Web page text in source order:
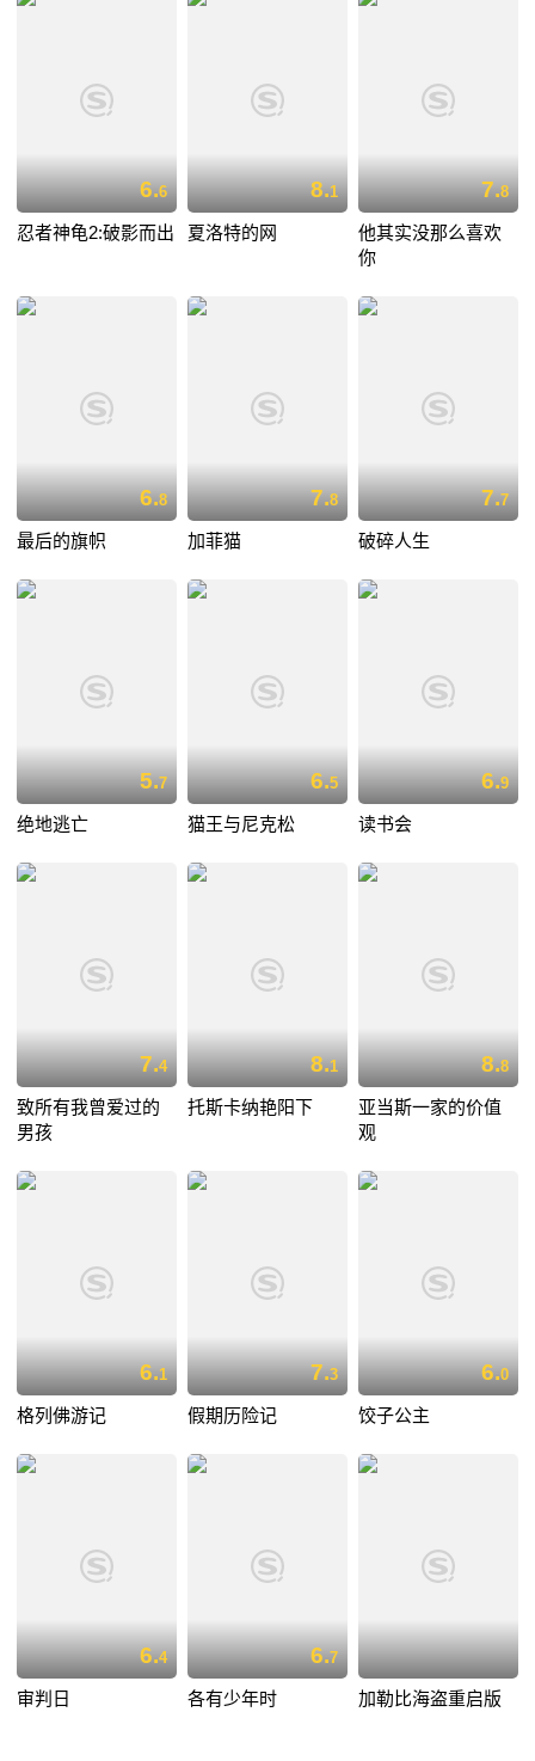
6.6
忍者神龟2:破影而出
8.1
夏洛特的网
7.8
他其实没那么喜欢
你
6.8
最后的旗帜
7.8
加菲猫
7.7
破碎人生
5.7
绝地逃亡
6.5
猫王与尼克松
6.9
读书会
7.4
致所有我曾爱过的
男孩
8.1
托斯卡纳艳阳下
8.8
亚当斯一家的价值
观
6.1
格列佛游记
7.3
假期历险记
6.0
饺子公主
6.4
审判日
6.7
各有少年时 加勒比海盗重启版